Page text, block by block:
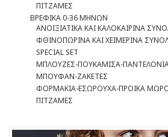
ΠΙΤΖΑΜΕΣ
ΒΡΕΦΙΚΑ 0-36 ΜΗΝΩΝ
ΑΝΟΙΞΙΑΤΙΚΑ ΚΑΙ ΚΑΛΟΚΑΙΡΙΝΑ
ΦΘΙΝΟΠΩΡΙΝΑ ΚΑΙ ΧΕΙΜΕΡΙΝΑ
SPECIAL SET
ΜΠΛΟΥΖΕΣ-ΠΟΥΚΑΜΙΣΑ-
ΜΠΟΥΦΑΝ-ΖΑΚΕΤΕΣ
ΦΟΡΜΑΚΙΑ-ΕΣΩΡΟΥΧΑ-ΠΡΟΙΚΑ
ΠΙΤΖΑΜΕΣ